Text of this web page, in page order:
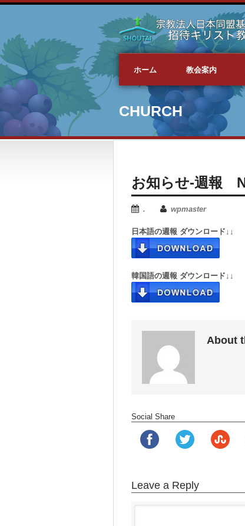
ホーム 教会案内
CHURCH
お知らせ-週報
. wpmaster
日本語の週報 ダウンロード↓↓
韓国語の週報 ダウンロード↓↓
About
Social Share
Leave a Reply